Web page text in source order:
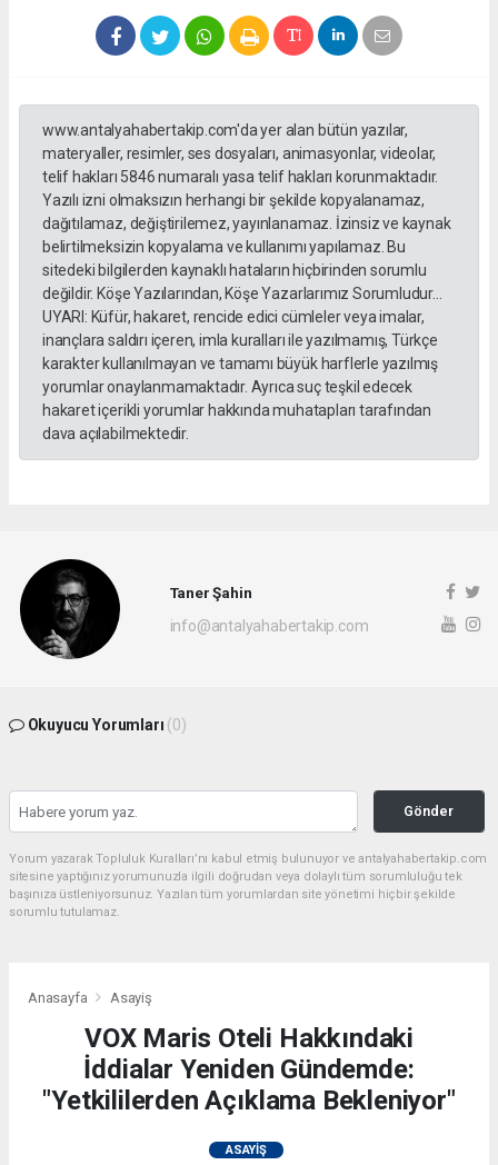
www.antalyahabertakip.com'da yer alan bütün yazılar,
materyaller, resimler, ses dosyaları, animasyonlar, videolar,
telif hakları 5846 numaralı yasa telif hakları korunmaktadır.
Yazılı izni olmaksızın herhangi bir şekilde kopyalanamaz,
dağıtılamaz, değiştirilemez, yayınlanamaz. İzinsiz ve kaynak
belirtilmeksizin kopyalama ve kullanımı yapılamaz. Bu
sitedeki bilgilerden kaynaklı hataların hiçbirinden sorumlu
değildir. Köşe Yazılarından, Köşe Yazarlarımız Sorumludur...
UYARI: Küfür, hakaret, rencide edici cümleler veya imalar,
inançlara saldırı içeren, imla kuralları ile yazılmamış, Türkçe
karakter kullanılmayan ve tamamı büyük harflerle yazılmış
yorumlar onaylanmamaktadır. Ayrıca suç teşkil edecek
hakaret içerikli yorumlar hakkında muhatapları tarafından
dava açılabilmektedir.
Taner Şahin
info@antalyahabertakip.com
Okuyucu Yorumları (0)
Gönder
Yorum yazarak Topluluk Kuralları’nı kabul etmiş bulunuyor ve antalyahabertakip.com
sitesine yaptığınız yorumunuzla ilgili doğrudan veya dolaylı tüm sorumluluğu tek
başınıza üstleniyorsunuz. Yazılan tüm yorumlardan site yönetimi hiçbir şekilde
sorumlu tutulamaz.
Anasayfa Asayiş
VOX Maris Oteli Hakkındaki
İddialar Yeniden Gündemde:
"Yetkililerden Açıklama Bekleniyor"
ASAYIŞ